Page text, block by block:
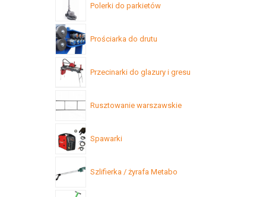
Polerki do parkietów
Prościarka do drutu
Przecinarki do glazury i gresu
Rusztowanie warszawskie
Spawarki
Szlifierka / żyrafa Metabo